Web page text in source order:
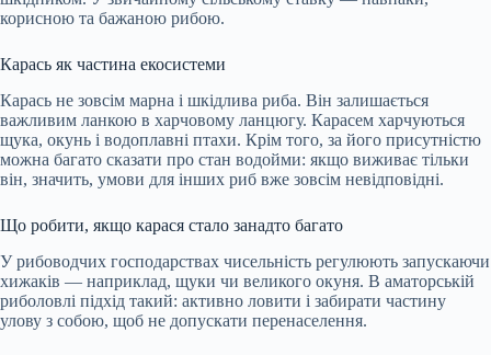
корисною та бажаною рибою.
Карась як частина екосистеми
Карась не зовсім марна і шкідлива риба. Він залишається
важливим ланкою в харчовому ланцюгу. Карасем харчуються
щука, окунь і водоплавні птахи. Крім того, за його присутністю
можна багато сказати про стан водойми: якщо виживає тільки
він, значить, умови для інших риб вже зовсім невідповідні.
Що робити, якщо карася стало занадто багато
У рибоводчих господарствах чисельність регулюють запускаючи
хижаків — наприклад, щуки чи великого окуня. В аматорській
риболовлі підхід такий: активно ловити і забирати частину
улову з собою, щоб не допускати перенаселення.